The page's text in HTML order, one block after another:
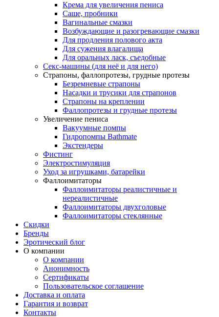
Крема для увеличения пениса
Саше, пробники
Вагинальные смазки
Возбуждающие и разогревающие смазки
Для продления полового акта
Для сужения влагалища
Для оральных ласк, съедобные
Секс-машины (для неё и для него)
Страпоны, фаллопротезы, грудные протезы
Безремневые страпоны
Насадки и трусики для страпонов
Страпоны на креплении
Фаллопротезы и грудные протезы
Увеличение пениса
Вакуумные помпы
Гидропомпы Bathmate
Экстендеры
Фистинг
Электростимуляция
Уход за игрушками, батарейки
Фаллоимитаторы
Фаллоимитаторы реалистичные и
нереалистичные
Фаллоимитаторы двухголовые
Фаллоимитаторы стеклянные
Скидки
Бренды
Эротический блог
О компании
О компании
Анонимность
Сертификаты
Пользовательское соглашение
Доставка и оплата
Гарантия и возврат
Контакты